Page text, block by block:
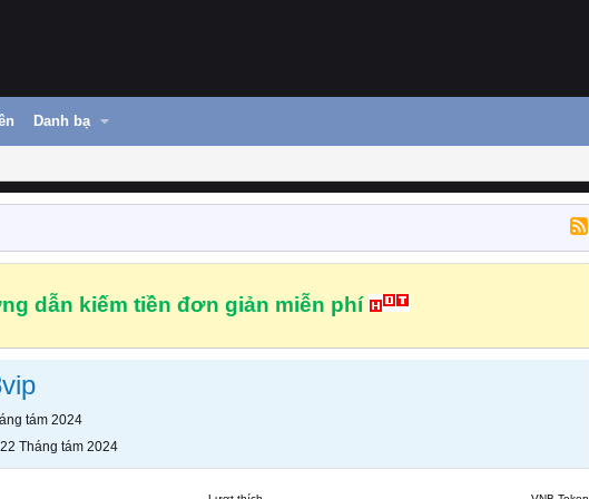
Danh bạ
dẫn kiếm tiền đơn giản miễn phí
tám 2024
22 Tháng tám 2024